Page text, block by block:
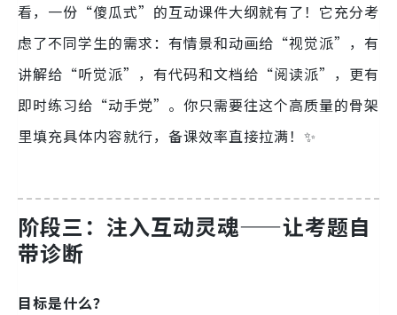
看，一份“傻瓜式”的互动课件大纲就有了！它充分考
虑了不同学生的需求：有情景和动画给“视觉派”，有
讲解给“听觉派”，有代码和文档给“阅读派”，更有
即时练习给“动手党”。你只需要往这个高质量的骨架
里填充具体内容就行，备课效率直接拉满！✨
阶段三：注入互动灵魂——让考题自
带诊断
目标是什么？